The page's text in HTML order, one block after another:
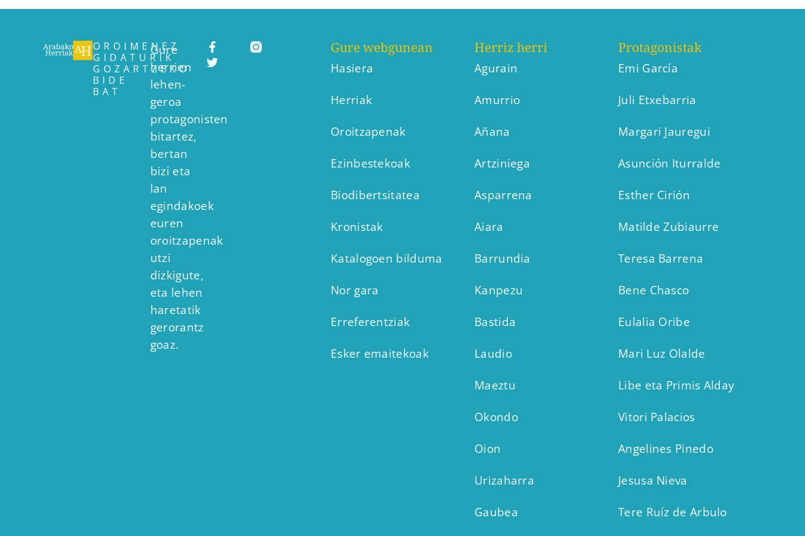
OROIMENEZ
GIDATURIK
GOZARTZEKO
BIDE
BAT
Gure
herrien
lehen-
geroa
protagonisten
bitartez,
bertan
bizi eta
lan
egindakoek
euren
oroitzapenak
utzi
dizkigute,
eta lehen
haretatik
gerorantz
goaz.
Gure webgunean
Hasiera
Herriak
Oroitzapenak
Ezinbestekoak
Biodibertsitatea
Kronistak
Katalogoen bilduma
Nor gara
Erreferentziak
Esker emaitekoak
Herriz herri
Agurain
Amurrio
Añana
Artziniega
Asparrena
Aiara
Barrundia
Kanpezu
Bastida
Laudio
Maeztu
Okondo
Oion
Urizaharra
Gaubea
Protagonistak
Emi García
Juli Etxebarria
Margari Jauregui
Asunción Iturralde
Esther Cirión
Matilde Zubiaurre
Teresa Barrena
Bene Chasco
Eulalia Oribe
Mari Luz Olalde
Libe eta Primis Alday
Vitori Palacios
Angelines Pinedo
Jesusa Nieva
Tere Ruíz de Arbulo